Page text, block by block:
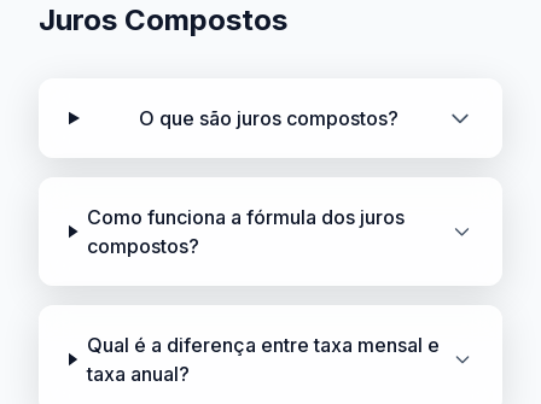
Juros Compostos
O que são juros compostos?
Como funciona a fórmula dos juros
compostos?
Qual é a diferença entre taxa mensal e
taxa anual?